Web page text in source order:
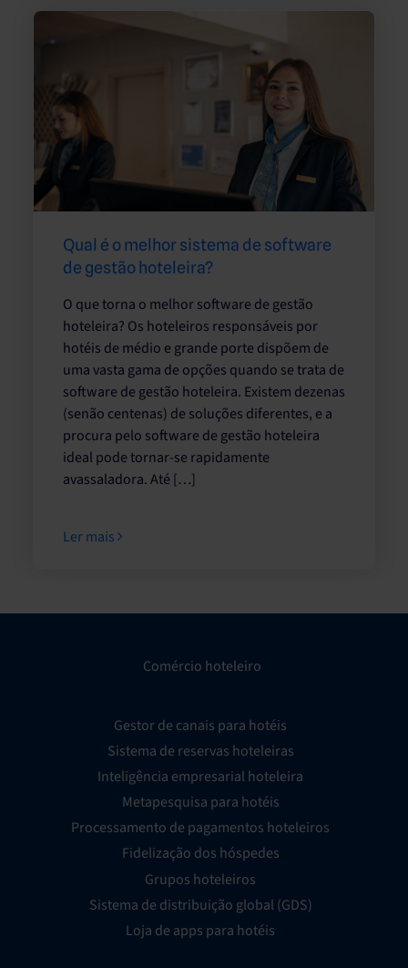
Qual é o melhor sistema de software
de gestão hoteleira?
O que torna o melhor software de gestão
hoteleira? Os hoteleiros responsáveis por
hotéis de médio e grande porte dispõem de
uma vasta gama de opções quando se trata de
software de gestão hoteleira. Existem dezenas
(senão centenas) de soluções diferentes, e a
procura pelo software de gestão hoteleira
ideal pode tornar-se rapidamente
avassaladora. Até […]
Ler mais
Comércio hoteleiro
Gestor de canais para hotéis
Sistema de reservas hoteleiras
Inteligência empresarial hoteleira
Metapesquisa para hotéis
Processamento de pagamentos hoteleiros
Fidelização dos hóspedes
Grupos hoteleiros
Sistema de distribuição global (GDS)
Loja de apps para hotéis